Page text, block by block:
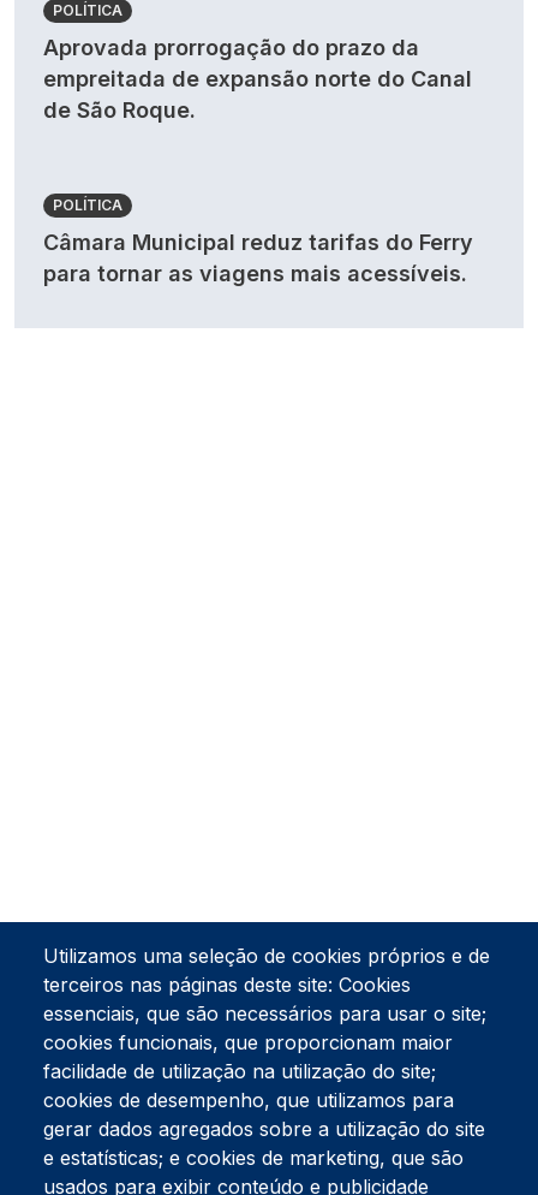
POLÍTICA
Aprovada prorrogação do prazo da
empreitada de expansão norte do Canal
de São Roque.
POLÍTICA
Câmara Municipal reduz tarifas do Ferry
para tornar as viagens mais acessíveis.
Tel:234 390 100 Fax:234 390 100
Endereço Postal
Apartado 42
Rua Gil Eanes 31
Utilizamos uma seleção de cookies próprios e de
terceiros nas páginas deste site: Cookies
essenciais, que são necessários para usar o site;
cookies funcionais, que proporcionam maior
facilidade de utilização na utilização do site;
cookies de desempenho, que utilizamos para
gerar dados agregados sobre a utilização do site
e estatísticas; e cookies de marketing, que são
usados para exibir conteúdo e publicidade